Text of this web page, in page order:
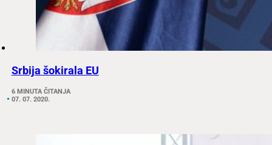
Srbija šokirala EU
6 MINUTA ČITANJA
07. 07. 2020.